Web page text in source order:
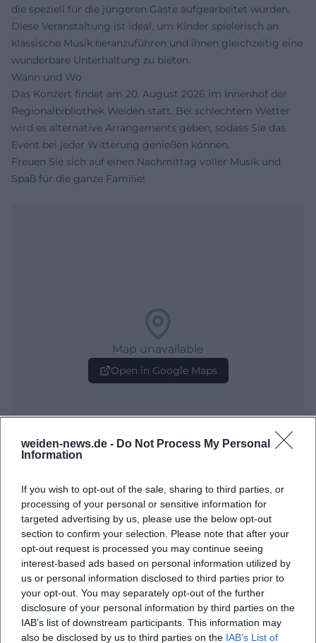
weiden-news.de - Do Not Process My Personal
Information
If you wish to opt-out of the sale, sharing to third parties, or
processing of your personal or sensitive information for
targeted advertising by us, please use the below opt-out
section to confirm your selection. Please note that after your
opt-out request is processed you may continue seeing
interest-based ads based on personal information utilized by
us or personal information disclosed to third parties prior to
your opt-out. You may separately opt-out of the further
disclosure of your personal information by third parties on the
IAB’s list of downstream participants. This information may
also be disclosed by us to third parties on the IAB’s List of
die speziell für die jüngeren Gäste aufgearbeitet wurden.
Diese Veranstaltung ist ideal, um Kinder spielerisch an
klassische Musik heranzuführen und ihnen gleichzeitig eine
wunderbare Unterhaltung zu bieten.
Wann und Wo
Das Konzert findet am 20. August 2026 im Innenhof der
Regionalbibliothek Weiden statt. Bei schlechtem Wetter
wird es alternative Arrangements geben, sodass Sie das
Event bei jeder Witterung genießen können.
Freuen Sie sich auf einen Nachmittag voller Musik und
Spaß für die ganze Familie!
Map unavailable
Open in Google Maps
Häufig gestellte Fragen
Wann findet das Konzert statt?
Wo befindet sich die Regionalbibliothek Weiden?